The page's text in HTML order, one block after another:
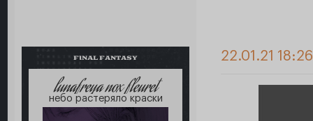
FINAL FANTASY
lunafreya nox fleuret
небо растеряло краски
22.01.21